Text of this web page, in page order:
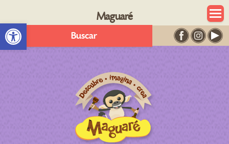
Abrir barra de herramientas
Maguaré
Buscar